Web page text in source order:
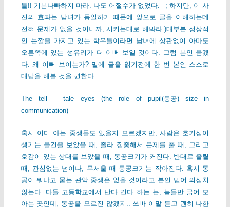
들!! 기분나빠하지 마라. 나도 어쩔수가 없었다. –; 하지만, 이 사
진의 효과는 남녀가 동일하기 때문에 앞으로 글을 이해하는데
전혀 문제가 없을 것이니까, 시키는대로 해봐라.)대부분 정상적
인 눈깔을 가지고 있는 학우들이라면 남녀에 상관없이 아마도
오른쪽에 있는 성유리가 더 이뻐 보일 것이다. 그럼 본인 묻겠
다. 왜 이뻐 보이는가? 밑에 글을 읽기전에 한 번 본인 스스로
대답을 해볼 것을 권한다.
The tell – tale eyes (the role of pupil(동공) size in
communication)
혹시 이미 아는 중생들도 있을지 모르겠지만, 사람은 호기심이
생기는 물건을 보았을 때, 졸라 집중해서 문제를 풀 때, 그리고
호감이 있는 상대를 보았을 때, 동공크기가 커진다. 반대로 졸릴
때, 관심없는 넘이나, 무서울 때 동공크기는 작아진다. 혹시 동
공이 뭐냐고 묻는 관악 중생은 없을 것이라고 본인 믿어 의심치
않는다. 다들 고등학교에서 난다 긴다 하는 뇬, 놈들만 긁어 모
아논 곳인데, 동공을 모르진 않겠지.. 쓰바 이말 듣고 괜히 나한